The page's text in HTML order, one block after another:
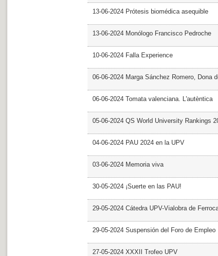
13-06-2024 Prótesis biomédica asequible
13-06-2024 Monólogo Francisco Pedroche
10-06-2024 Falla Experience
06-06-2024 Marga Sánchez Romero, Dona
06-06-2024 Tomata valenciana. L'autèntica
05-06-2024 QS World University Rankings
04-06-2024 PAU 2024 en la UPV
03-06-2024 Memoria viva
30-05-2024 ¡Suerte en las PAU!
29-05-2024 Cátedra UPV-Vialobra de
29-05-2024 Suspensión del Foro de Empleo
27-05-2024 XXXII Trofeo UPV